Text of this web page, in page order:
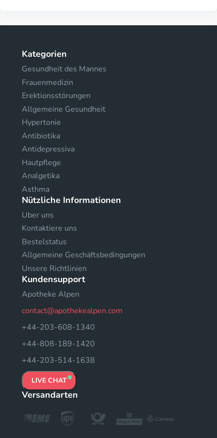
Kategorien
Gesundheit des Mannes
Frauenmedizin
Erektionsstörungen
Allgemeine Gesundheit
Hypertonie
Antibiotika
Antidepressiva
Hautpflege
Analgetika
Asthma
Nützliche Informationen
Uber uns
Kontaktiere uns
Bestelstatus
Allgemeine Geschäftsbedingungen
Unsere Richtlinien
Kundensupport
Apotheke Alpen
contact@apothekealpen.com
+44-203-608-1340
+44-808-189-1420
+44-203-514-1638
LIVE CHAT
Versandarten